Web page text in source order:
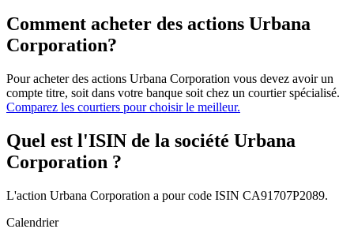
Comment acheter des actions Urbana
Corporation?
Pour acheter des actions Urbana Corporation vous devez avoir un
compte titre, soit dans votre banque soit chez un courtier spécialisé.
Comparez les courtiers pour choisir le meilleur.
Quel est l'ISIN de la société Urbana
Corporation ?
L'action Urbana Corporation a pour code ISIN CA91707P2089.
Calendrier